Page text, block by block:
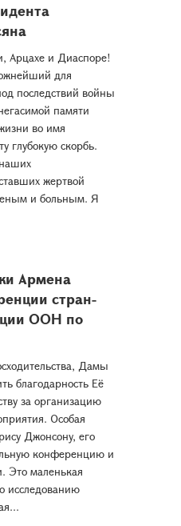
Арцахе и Диаспоре!
для
последствий войны
памяти
во имя
глубокую скорбь.
жертвой
и больным. Я
Армена
стран-
ООН по
Дамы
благодарность Её
за организацию
Особая
Джонсону, его
конференцию и
Это маленькая
исследованию